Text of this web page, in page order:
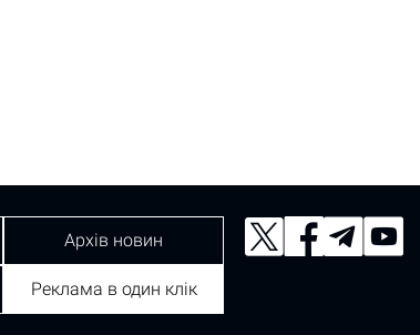
Архів новин
Реклама в один клік